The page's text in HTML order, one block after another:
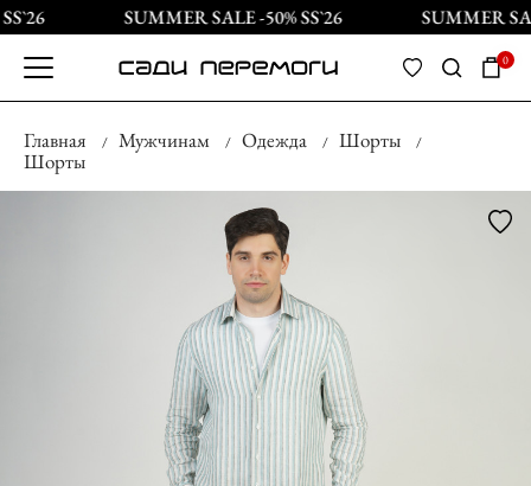
SUMMER SALE -50% SS`26 SUMMER
0
Главная Мужчинам Одежда
Шорты
Шорты